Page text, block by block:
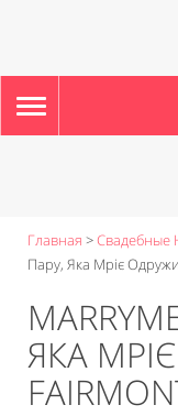
TOGGLE
NAVIGATION
Главная >Свадебные
Пару, Яка Мріє
ЯКА